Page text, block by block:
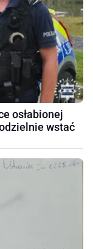
osłabionej
wstać